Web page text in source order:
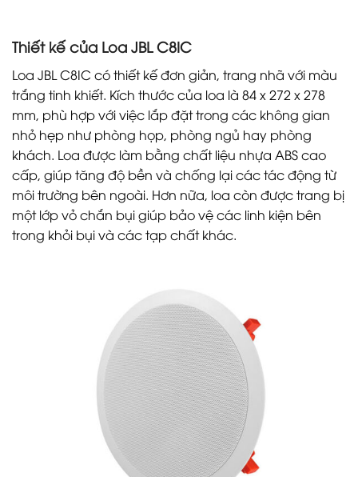
Thiết kế của Loa JBL C8IC
Loa JBL C8IC có thiết kế đơn giản, trang nhã với màu
trắng tinh khiết. Kích thước của loa là 84 x 272 x 278
mm, phù hợp với việc lắp đặt trong các không gian
nhỏ hẹp như phòng họp, phòng ngủ hay phòng
khách. Loa được làm bằng chất liệu nhựa ABS cao
cấp, giúp tăng độ bền và chống lại các tác động từ
môi trường bên ngoài. Hơn nữa, loa còn được trang bị
một lớp vỏ chắn bụi giúp bảo vệ các linh kiện bên
trong khỏi bụi và các tạp chất khác.